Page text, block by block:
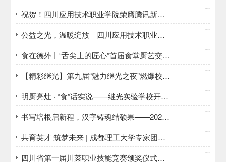
祝贺！四川应用技术职业学院荣膺腾讯新闻“2025年度民办高校领航品牌”荣誉称号 2025/12/10
公益之光，温暖绽放｜四川应用技术职业学院师生荣获“公益之星”殊荣 2025/12/10
食在德外丨“舌尖上的匠心”首届食堂厨艺交流大赛圆满举行 2025/12/10
【精彩继光】第九届“魅力继光之夜”燃爆校园！青春与时代撞出最美火花 2025/12/08
明厨亮灶 · “食”话实说——继光实验学校开展“食堂开放日”活动 2025/12/04
书写培根启新程，汉字铸魂结硕果——2025年德阳市规范汉字书写暨“培根课堂”现场会在继光实验学校举行 2025/12/04
共育英才 筑梦未来 | 成都理工大学专家团走进德外，共话人才培养新篇章 2025/12/01
四川省第一届川菜职业技能竞赛颁奖仪式及配套活动在德阳成功举办 2025/11/27